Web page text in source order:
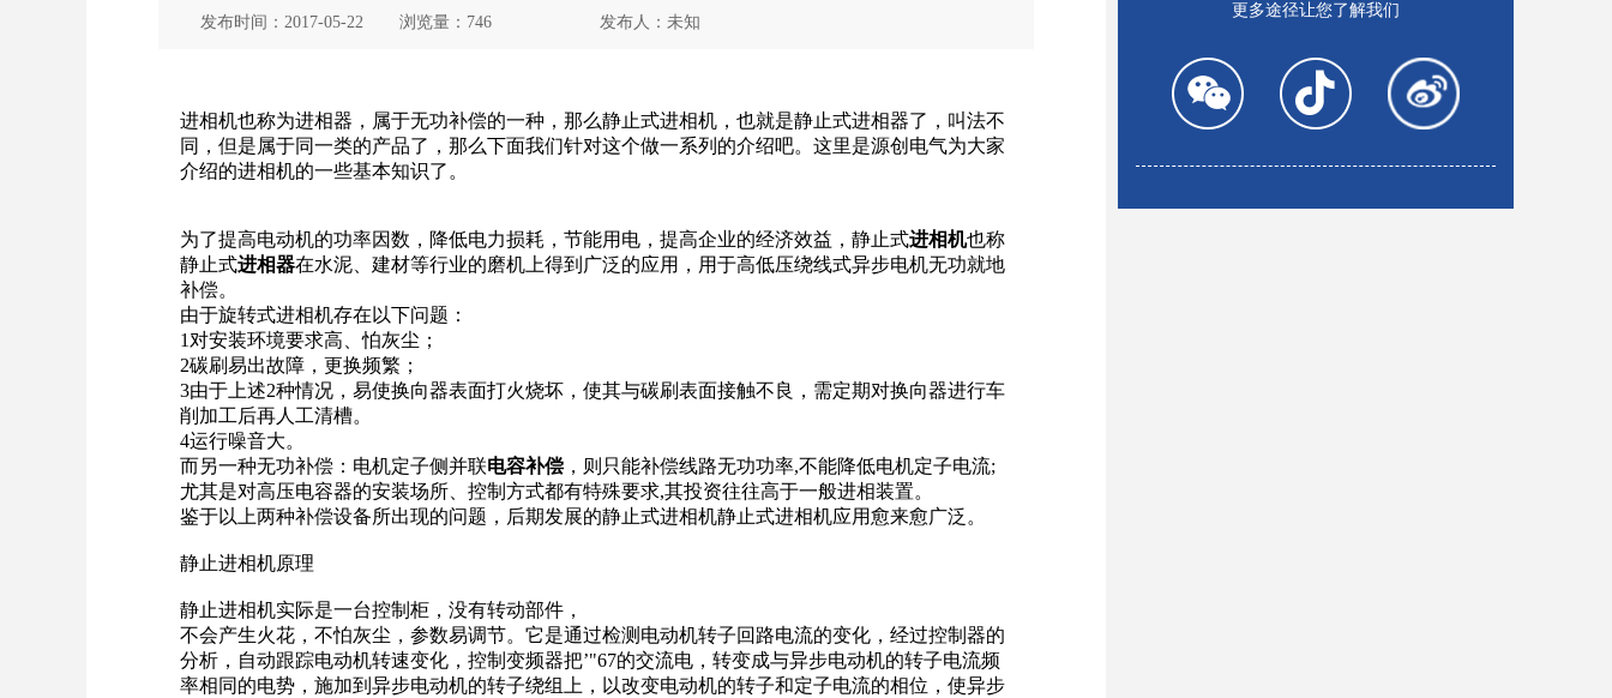
更多途径让您了解我们
发布时间： 2017-05-22 浏览量： 746 发布人： 未知
进相机也称为进相器 ，属于无功补偿的一种，那么静止式进相机 ，也就是静止式进相器了，叫法不
同，但是属于同一类的产品了，那么下面我们针对这个做一系列的介绍吧。这里是源创 电气为大家
介绍的进相机的一些基本知识了。
为了提高电动机的功率因数 ，降低电力损耗，节能用电，提高企业的经济效益，静止式进相机也称
静止式进相器在水泥、建材等行业的磨机上得到 广泛的应用，用于高低压绕线式异步电机无功就地
补偿。
由于旋转式进相机存在以下问题：
1对安装环境要求高、怕灰尘；
2碳刷易出故障，更换频繁；
3由于上述2种情况，易使换向器表面打火烧坏，使其与碳刷表面接触不良，需定期对换向器进行车
削加工后再人工清槽。
4运行噪音大。
而另一种无功补偿 ： 电机定子侧并联电容补偿 ，则只能补偿线路无功功率,不能降低电机定子电流;
尤其是对高压电容器的安装场所、控制方式都有特殊要求,其投资往往高于一般进相装置。
鉴于以上两种补偿设备所出现的问题，后期发展的静止式进相机静止式进相机应用愈来愈广泛。
静止进相机原理
静止进相机实际是一台控制柜 ，没有转动部件，
不会产生火花，不怕灰尘，参数易调节。它是通过检测电动机转子回路电流的变化，经过控制器的
分析 ，自动跟踪电动机转速变化，控制变频器把’"67的交流电，转变成与异步电动机的转子电流频
率相同的电势，施加到异步电动机的转子绕组上，以改变电动机的转子和定子电流的相位，使异步